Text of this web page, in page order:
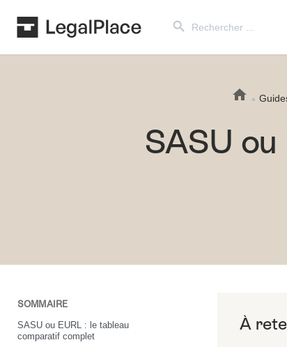
for:
SASU
SOMMAIRE
SASU ou EURL : le tableau
comparatif complet